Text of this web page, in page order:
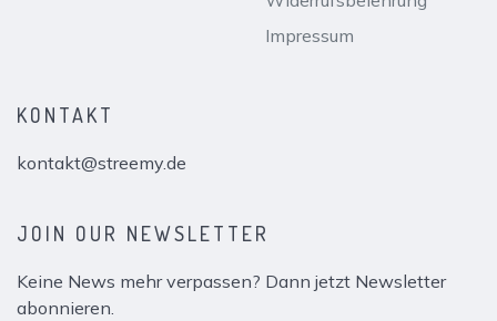
Impressum
KONTAKT
kontakt@streemy.de
JOIN OUR NEWSLETTER
Keine News mehr verpassen? Dann jetzt Newsletter
abonnieren.